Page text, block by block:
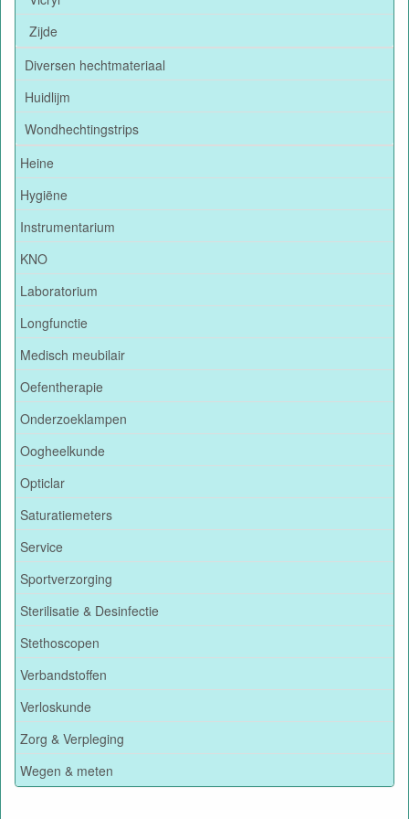
Zijde
Diversen hechtmateriaal
Huidlijm
Wondhechtingstrips
Heine
Hygiëne
Instrumentarium
KNO
Laboratorium
Longfunctie
Medisch meubilair
Oefentherapie
Onderzoeklampen
Oogheelkunde
Opticlar
Saturatiemeters
Service
Sportverzorging
Sterilisatie & Desinfectie
Stethoscopen
Verbandstoffen
Verloskunde
Zorg & Verpleging
Wegen & meten